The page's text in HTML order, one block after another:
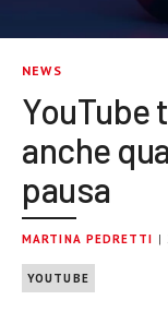
NEWS
YouTube
anche
pausa
MARTINA PEDRETTI |
YOUTUBE